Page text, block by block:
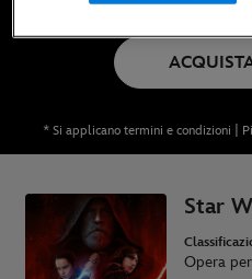
* Si applicano termini e condizioni |
Star
Opera